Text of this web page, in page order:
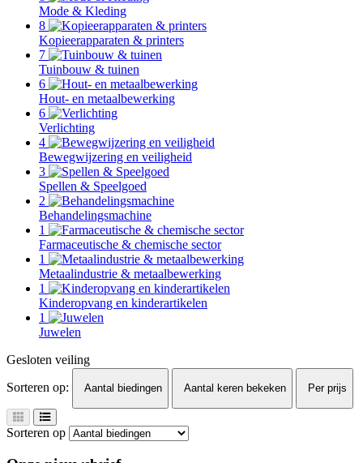
Mode & Kleding
8
Kopieerapparaten & printers
7
Tuinbouw & tuinen
6
Hout- en metaalbewerking
6
Verlichting
4
Bewegwijzering en veiligheid
3
Spellen & Speelgoed
2
Behandelingsmachine
1
Farmaceutische & chemische sector
1
Metaalindustrie & metaalbewerking
1
Kinderopvang en kinderartikelen
1
Juwelen
Gesloten veiling
Sorteren op:
Aantal biedingen Aantal keren bekeken Per prijs
Sorteren op